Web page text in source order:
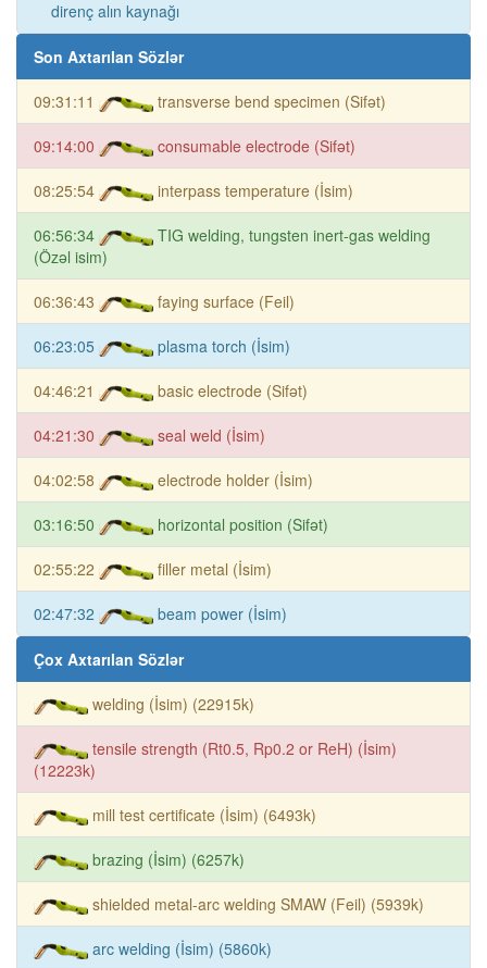
direnç alın kaynağı
Son Axtarılan Sözlər
09:31:11 transverse bend specimen (Sifət)
09:14:00 consumable electrode (Sifət)
08:25:54 interpass temperature (İsim)
06:56:34
TIG welding, tungsten inert-gas welding
(Özəl isim)
06:36:43 faying surface (Feil)
06:23:05 plasma torch (İsim)
04:46:21 basic electrode (Sifət)
04:21:30 seal weld (İsim)
04:02:58 electrode holder (İsim)
03:16:50 horizontal position (Sifət)
02:55:22 filler metal (İsim)
02:47:32 beam power (İsim)
Çox Axtarılan Sözlər
welding (İsim) (22915k)
tensile strength (Rt0.5, Rp0.2 or ReH) (İsim)
(12223k)
mill test certificate (İsim) (6493k)
brazing (İsim) (6257k)
shielded metal-arc welding SMAW (Feil) (5939k)
arc welding (İsim) (5860k)